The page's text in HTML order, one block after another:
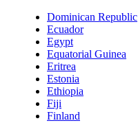
Dominican Republic
Ecuador
Egypt
Equatorial Guinea
Eritrea
Estonia
Ethiopia
Fiji
Finland